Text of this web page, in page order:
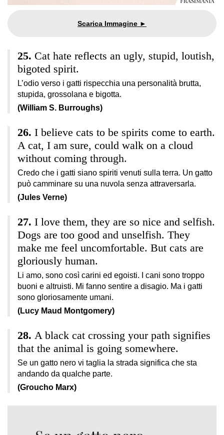
Cat hate reflects an ugly, stupid, loutish,
bigoted spirit.
L’odio verso i gatti rispecchia una personalità brutta,
stupida, grossolana e bigotta.
(William S. Burroughs)
I believe cats to be spirits come to earth.
A cat, I am sure, could walk on a cloud
without coming through.
Credo che i gatti siano spiriti venuti sulla terra. Un gatto
può camminare su una nuvola senza attraversarla.
(Jules Verne)
I love them, they are so nice and selfish.
Dogs are too good and unselfish. They
make me feel uncomfortable. But cats are
gloriously human.
Li amo, sono così carini ed egoisti. I cani sono troppo
buoni e altruisti. Mi fanno sentire a disagio. Ma i gatti
sono gloriosamente umani.
(Lucy Maud Montgomery)
A black cat crossing your path signifies
that the animal is going somewhere.
Se un gatto nero vi taglia la strada significa che sta
andando da qualche parte.
(Groucho Marx)